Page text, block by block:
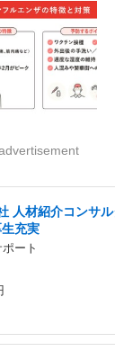
人材紹介コンサ
充実
ート